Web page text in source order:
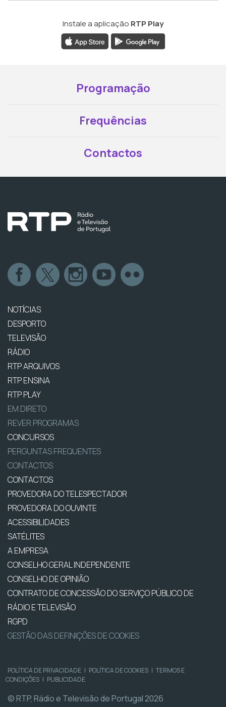
Instale a aplicação RTP Play
Programação
Frequências
Contactos
NOTÍCIAS
DESPORTO
TELEVISÃO
RÁDIO
RTP ARQUIVOS
RTP ENSINA
RTP PLAY
EM DIRETO
REVER PROGRAMAS
CONCURSOS
PERGUNTAS FREQUENTES
CONTACTOS
CONTACTOS
PROVEDORA DO TELESPECTADOR
PROVEDORA DO OUVINTE
ACESSIBILIDADES
SATÉLITES
A EMPRESA
CONSELHO GERAL INDEPENDENTE
CONSELHO DE OPINIÃO
CONTRATO DE CONCESSÃO DO SERVIÇO PÚBLICO DE
RÁDIO E TELEVISÃO
RGPD
GESTÃO DAS DEFINIÇÕES DE COOKIES
POLÍTICA DE PRIVACIDADE | POLÍTICA DE COOKIES | TERMOS E
CONDIÇÕES | PUBLICIDADE
© RTP, Rádio e Televisão de Portugal 2026